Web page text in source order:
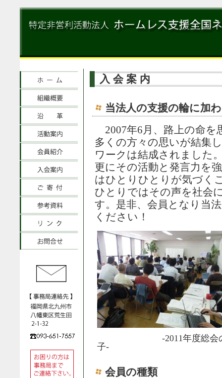
入会案内
当法人の支援の輪に加
2007年6月、路上の命を
多くの方々の思いが結集
ワークは結成されました
更にその活動と発言力を
はひとりひとりが気づく
ひとりではその声を社会
す。是非、会員となり当
ください！
-2011年度総会
子- -2010年度
会員の種類